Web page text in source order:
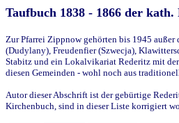
Taufbuch 1838 - 1866 der
Zur Pfarrei Zippnow gehörten bis 1945
(Dudylany), Freudenfier (Szwecja),
Stabitz und ein Lokalvikariat Rederitz mit
diesen Gemeinden - wohl noch aus
Autor dieser Abschrift ist der gebürtige
Kirchenbuch, sind in dieser Liste korrigiert